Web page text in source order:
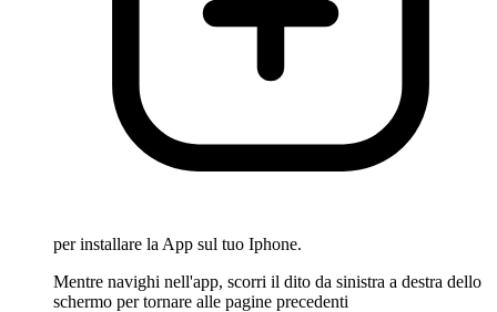
per installare la App sul tuo Iphone.
Mentre navighi nell'app, scorri il dito da sinistra a destra dello
schermo per tornare alle pagine precedenti